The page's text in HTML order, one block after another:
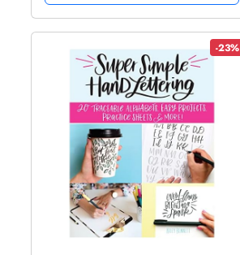
-23%